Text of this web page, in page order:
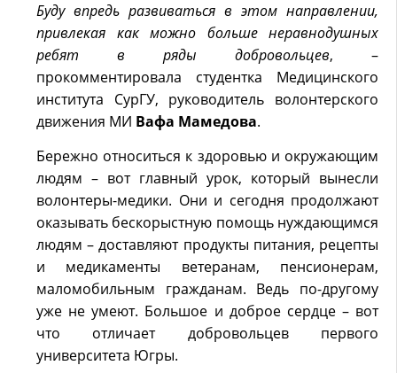
Буду впредь развиваться в этом направлении,
привлекая как можно больше неравнодушных
ребят в ряды добровольцев, –
прокомментировала студентка Медицинского
института СурГУ, руководитель волонтерского
движения МИ Вафа Мамедова.
Бережно относиться к здоровью и окружающим
людям – вот главный урок, который вынесли
волонтеры-медики. Они и сегодня продолжают
оказывать бескорыстную помощь нуждающимся
людям – доставляют продукты питания, рецепты
и медикаменты ветеранам, пенсионерам,
маломобильным гражданам. Ведь по-другому
уже не умеют. Большое и доброе сердце – вот
что отличает добровольцев первого
университета Югры.